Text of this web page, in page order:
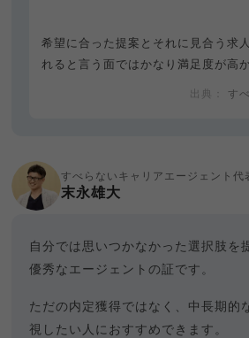
希望に合った提案とそれに見合う求
れると言う面ではかなり満足度が高か
す
すべらないキャリアエージェント代
末永雄大
自分では思いつかなかった選択肢を
優秀なエージェントの証です。
ただの内定獲得ではなく、中長期的
視したい人におすすめできます。